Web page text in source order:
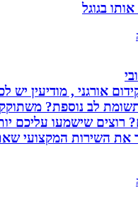
אורגני , מודיעין יש לכם
לב נוספת? משתוקקים
שישמעו עליכם יותר
המקצועי שאתם